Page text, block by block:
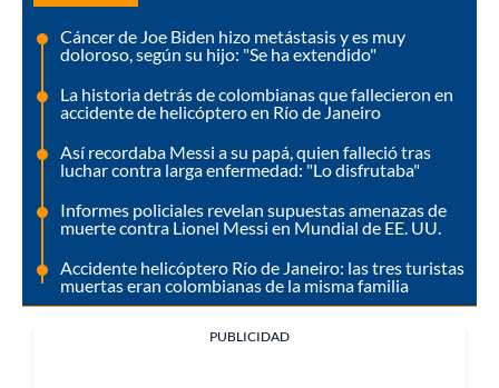
Cáncer de Joe Biden hizo metástasis y es muy
doloroso, según su hijo: "Se ha extendido"
La historia detrás de colombianas que fallecieron en
accidente de helicóptero en Río de Janeiro
Así recordaba Messi a su papá, quien falleció tras
luchar contra larga enfermedad: "Lo disfrutaba"
Informes policiales revelan supuestas amenazas de
muerte contra Lionel Messi en Mundial de EE. UU.
Accidente helicóptero Río de Janeiro: las tres turistas
muertas eran colombianas de la misma familia
PUBLICIDAD